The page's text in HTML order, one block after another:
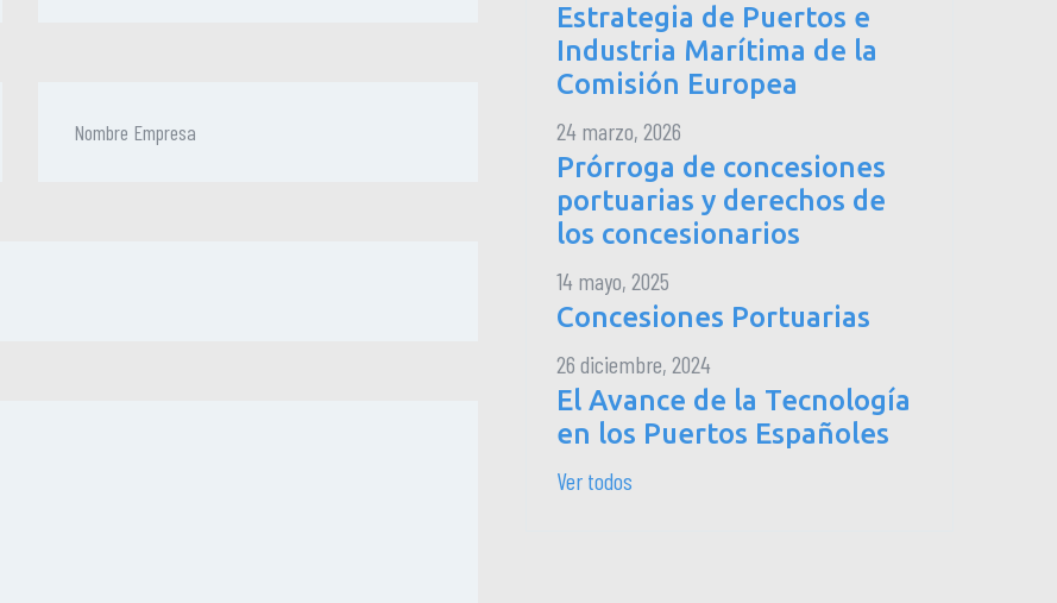
Estrategia de Puertos e
Industria Marítima de la
Comisión Europea
24 marzo, 2026
Prórroga de concesiones
portuarias y derechos de
los concesionarios
14 mayo, 2025
Concesiones Portuarias
26 diciembre, 2024
El Avance de la Tecnología
en los Puertos Españoles
Ver todos